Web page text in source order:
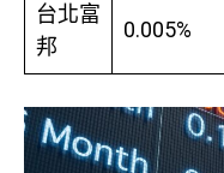
台北富
邦
0.005%